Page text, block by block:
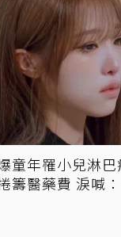
童年罹小兒淋巴
籌醫藥費 淚喊